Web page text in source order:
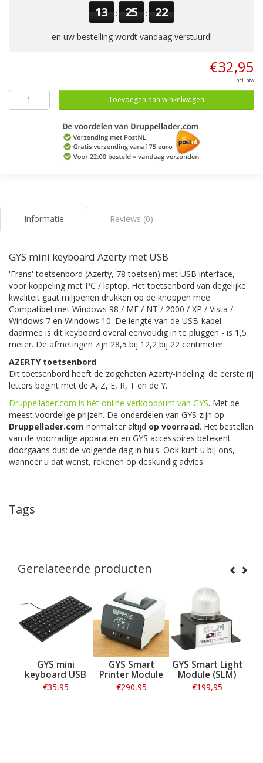
13 : 25 : 22
en uw bestelling wordt vandaag verstuurd!
€32,95
Incl. btw
Toevoegen aan winkelwagen
Informatie Reviews (0)
GYS mini keyboard Azerty met USB
'Frans' toetsenbord (Azerty, 78 toetsen) met USB interface,
voor koppeling met PC / laptop. Het toetsenbord van degelijke
kwaliteit gaat miljoenen drukken op de knoppen mee.
Compatibel met Windows 98 / ME / NT / 2000 / XP / Vista /
Windows 7 en Windows 10. De lengte van de USB-kabel -
daarmee is dit keyboard overal eenvoudig in te pluggen - is 1,5
meter. De afmetingen zijn 28,5 bij 12,2 bij 22 centimeter.
AZERTY toetsenbord
Dit toetsenbord heeft de zogeheten Azerty-indeling: de eerste rij
letters begint met de A, Z, E, R, T en de Y.
Druppellader.com is hét online verkooppunt van GYS. Met de
meest voordelige prijzen. De onderdelen van GYS zijn op
Druppellader.com normaliter altijd op voorraad. Het bestellen
van de voorradige apparaten en GYS accessoires betekent
doorgaans dus: de volgende dag in huis. Ook kunt u bij ons,
wanneer u dat wenst, rekenen op deskundig advies.
Tags
Gerelateerde producten
GYS mini
keyboard USB
Qwerty
€35,95
GYS Smart
Printer Module
€290,95
GYS Smart Light
Module (SLM)
€199,95